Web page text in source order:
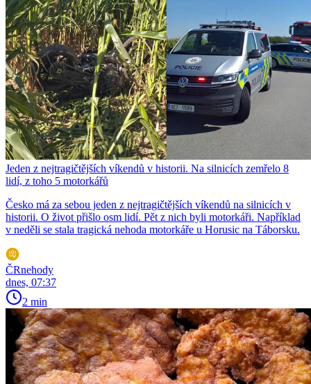
Jeden z nejtragičtějších víkendů v historii. Na silnicích zemřelo 8
lidí, z toho 5 motorkářů
Česko má za sebou jeden z nejtragičtějších víkendů na silnicích v
historii. O život přišlo osm lidí. Pět z nich byli motorkáři. Například
v neděli se stala tragická nehoda motorkáře u Horusic na Táborsku.
ČRnehody
dnes, 07:37
2 min